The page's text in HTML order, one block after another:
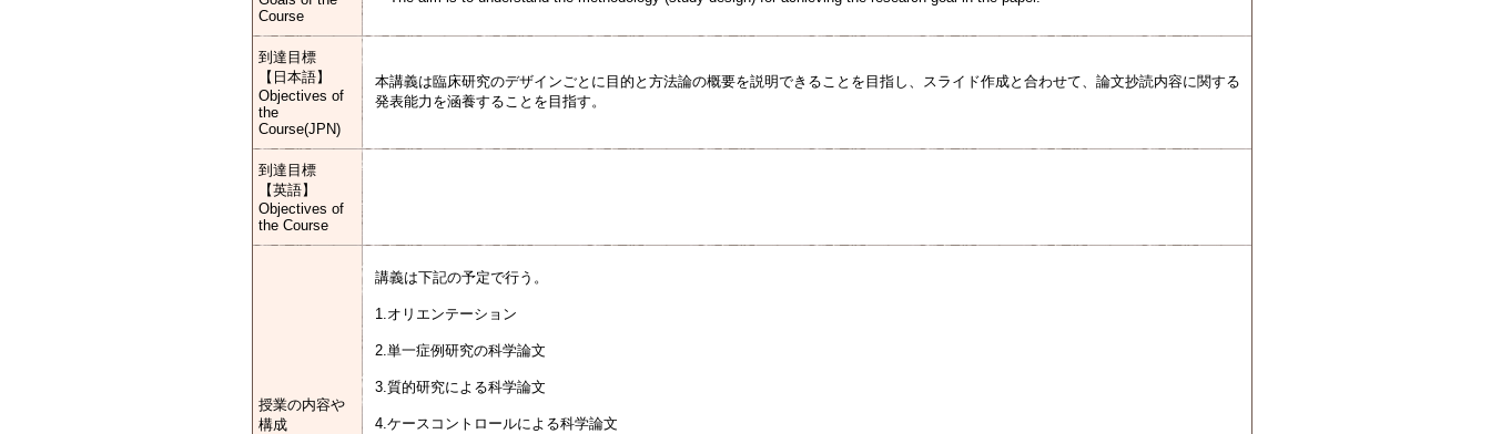
Course
到達目標
【日本語】
Objectives of
the
Course(JPN)
本講義は臨床研究のデザインごとに目的と方法論の概要を説明できることを目指し、スライド作成と合わせて、論文抄読内容に関する
発表能力を涵養することを目指す。
到達目標
【英語】
Objectives of
the Course
授業の内容や
構成
講義は下記の予定で行う。
1.オリエンテーション
2.単一症例研究の科学論文
3.質的研究による科学論文
4.ケースコントロールによる科学論文